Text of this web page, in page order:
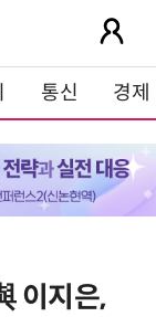
통신 경제
이지은,